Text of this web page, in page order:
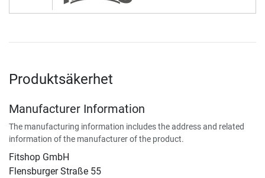
Produktsäkerhet
Manufacturer Information
The manufacturing information includes the address and related
information of the manufacturer of the product.
Fitshop GmbH
Flensburger Straße 55